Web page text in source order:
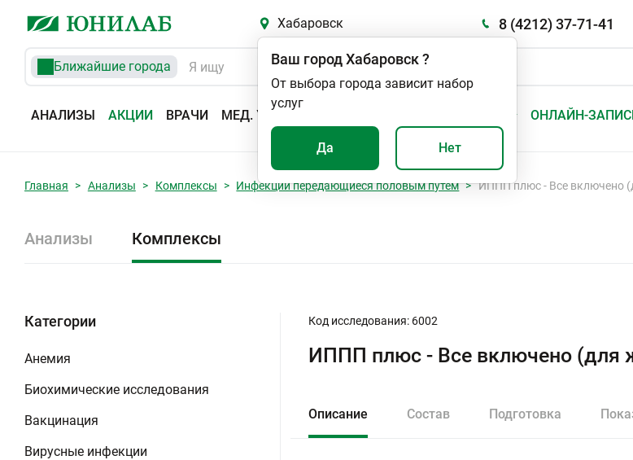
Хабаровск 8 (4212) 37-71-41
Ближайшие города
АНАЛИЗЫ АКЦИИ ВРАЧИ МЕД. УСЛУГИ ОНЛАЙН-
Ваш городХабаровск?
От выбора города зависит набор
услуг
Да Нет
Главная Анализы Комплексы Инфекции передающиеся половым путем ИППП плюс - Все включено
Анализы Комплексы
Категории
Анемия
Биохимические исследования
Вакцинация
Вирусные инфекции
Код исследования: 6002
ИППП плюс - Все включено (для
Описание Состав Подготовка